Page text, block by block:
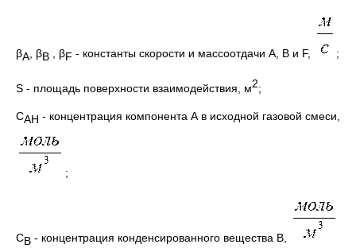
βA , βB , βF - константы скорости и массоотдачи А, В и F, ;
S - площадь поверхности взаимодействия, м2;
САН - концентрация компонента А в исходной газовой смеси,
;
СB - концентрация конденсированного вещества В,